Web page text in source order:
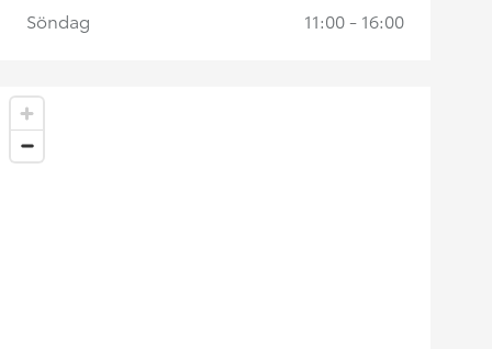
Söndag
11:00 - 16:00